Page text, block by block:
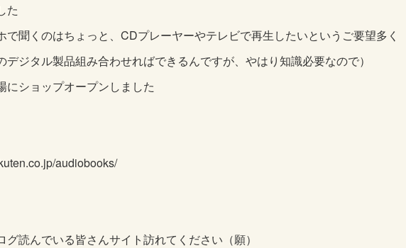
た
で聞くのはちょっと、 CDプレーヤーやテレビで再生したいというご要望多く
デジタル製品組み合わせればできるんですが、やはり知識必要なので）
にショップオープンしました
audiobooks/
グ読んでいる皆さんサイト訪れてください（願）